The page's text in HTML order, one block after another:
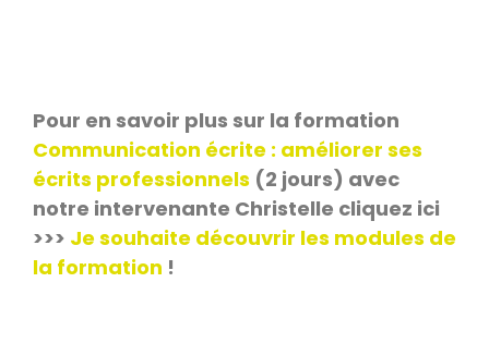
Pour en savoir plus sur la formation
Communication écrite : améliorer ses
écrits professionnels (2 jours) avec
notre intervenante Christelle cliquez ici
>>> Je souhaite découvrir les modules de
la formation !